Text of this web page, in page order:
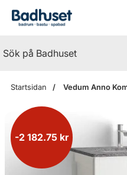
Startsidan Vedum Anno
-2 182.75 kr